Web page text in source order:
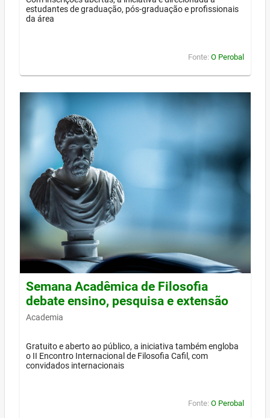
estudantes de graduação, pós-graduação e profissionais
da área
Fonte: O Perobal
Semana Acadêmica de Filosofia
debate ensino, pesquisa e extensão
Academia
Gratuito e aberto ao público, a iniciativa também engloba
o II Encontro Internacional de Filosofia Cafil, com
convidados internacionais
Fonte: O Perobal